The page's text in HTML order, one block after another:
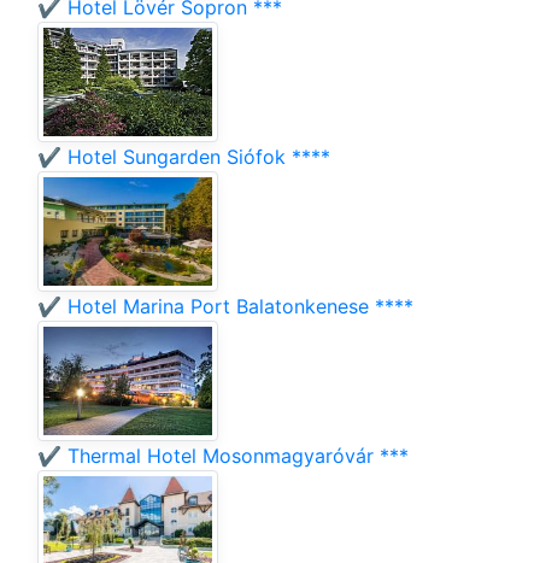
✔️ Hotel Lövér Sopron ***
✔️ Hotel Sungarden Siófok ****
✔️ Hotel Marina Port Balatonkenese ****
✔️ Thermal Hotel Mosonmagyaróvár ***